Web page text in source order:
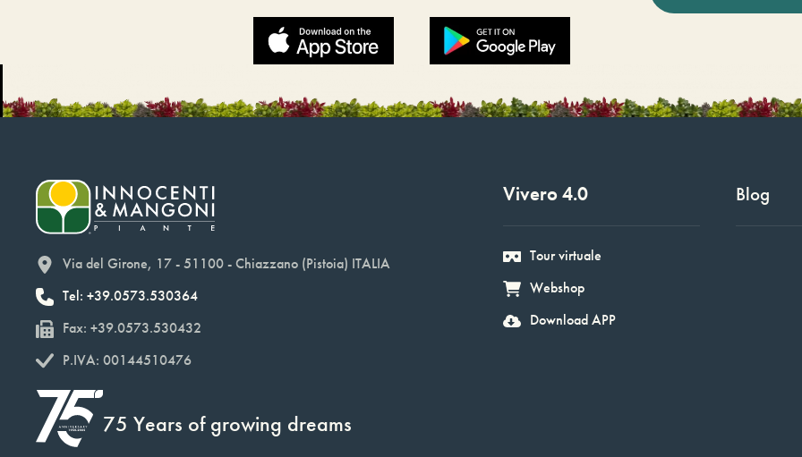
Via del Girone, 17 - 51100 - Chiazzano (Pistoia) ITALIA
Tel: +39.0573.530364
Fax: +39.0573.530432
P.IVA: 00144510476
75 Years of growing dreams
Vivero 4.0
Tour virtuale
Webshop
Download APP
Blog